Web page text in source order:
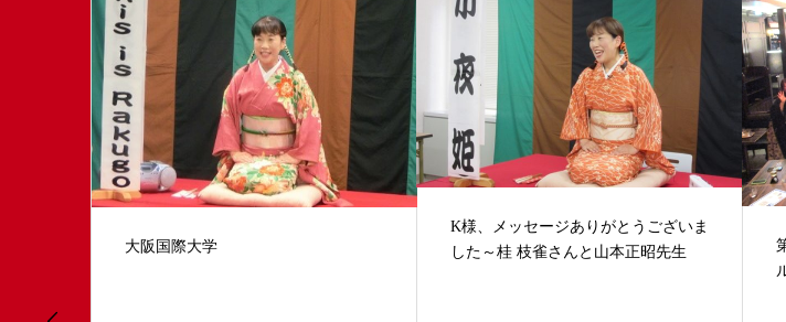
した～桂 枝雀さんと山本正昭先生
第12回 小夜姫英語落語会 in ザロイヤ